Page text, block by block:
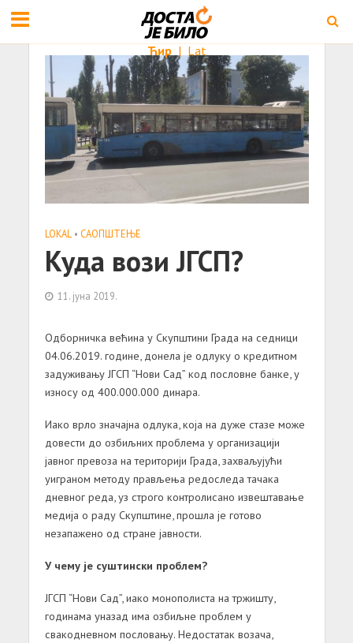
Ћир | Lat
LOKAL • САОПШТЕЊE
Куда вози ЈГСП?
11. јуна 2019.
Одборничка већина у Скупштини Града на седници
04.06.2019. године, донела је одлуку о кредитном
задуживању ЈГСП “Нови Сад” код пословне банке, у
износу од 400.000.000 динара.
Иако врло значајна одлука, која на дуже стазе може
довести до озбиљних проблема у организацији
јавног превоза на територији Града, захваљујући
уиграном методу прављења редоследа тачака
дневног реда, уз строго контролисано извештавање
медија о раду Скупштине, прошла је готово
незапажено од стране јавности.
У чему је суштински проблем?
ЈГСП “Нови Сад”, иако монополиста на тржишту,
годинама уназад има озбиљне проблем у
свакодневном пословању. Недостатак возача,